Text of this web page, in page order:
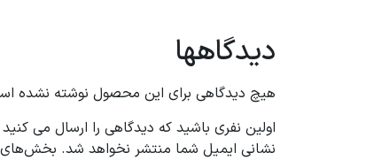
دیدگاهها
هیچ دیدگاهی برای این محصول نوشته نشده
اولین نفری باشید که دیدگاهی را ارسال می
نشانی ایمیل شما منتشر نخواهد شد. بخش‌های